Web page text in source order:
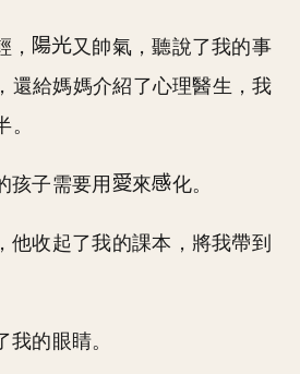
，
又帥氣，聽說了我的事
還給媽媽介紹了心理醫生，我
孩子需要用 來 化。
他收起了我的課本，將我帶到
我的眼睛。